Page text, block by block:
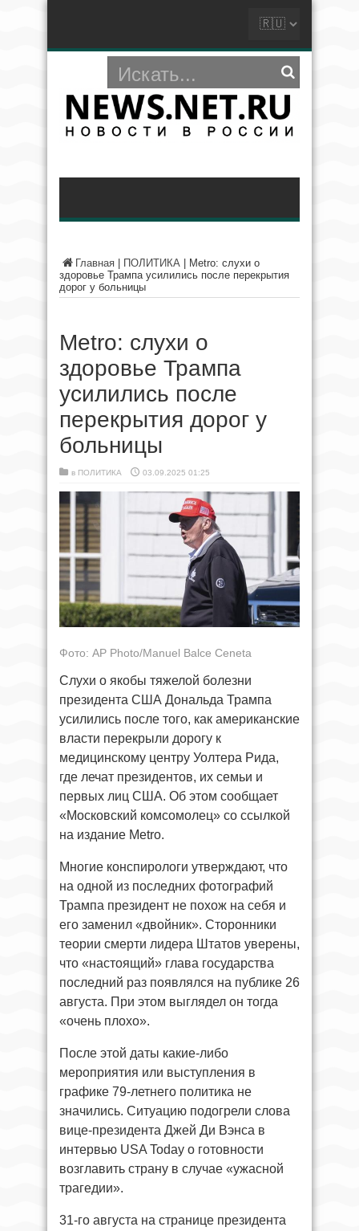
Главная ПОЛИТИКА
Metro: слухи о
здоровье Трампа усилились после перекрытия
дорог у больницы
Metro: слухи о
здоровье Трампа
усилились после
перекрытия дорог у
больницы
в ПОЛИТИКА 03.09.2025 01:25
Фото: AP Photo/Manuel Balce Ceneta
Слухи о якобы тяжелой болезни
президента США Дональда Трампа
усилились после того, как американские
власти перекрыли дорогу к
медицинскому центру Уолтера Рида,
где лечат президентов, их семьи и
первых лиц США. Об этом сообщает
«Московский комсомолец» со ссылкой
на издание Metro.
Многие конспирологи утверждают, что
на одной из последних фотографий
Трампа президент не похож на себя и
его заменил «двойник». Сторонники
теории смерти лидера Штатов уверены,
что «настоящий» глава государства
последний раз появлялся на публике 26
августа. При этом выглядел он тогда
«очень плохо».
После этой даты какие-либо
мероприятия или выступления в
графике 79-летнего политика не
значились. Ситуацию подогрели слова
вице-президента Джей Ди Вэнса в
интервью USA Today о готовности
возглавить страну в случае «ужасной
трагедии».
31-го августа на странице президента